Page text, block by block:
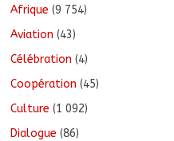
Afrique (9 754)
Aviation (43)
Célébration (4)
Coopération (45)
Culture (1 092)
Dialogue (86)